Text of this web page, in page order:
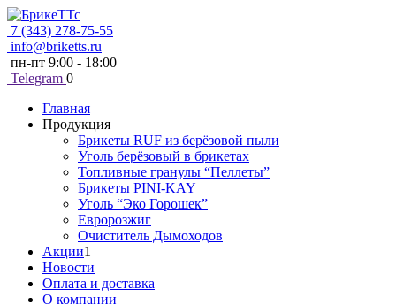
7 (343) 278-75-55
info@briketts.ru
пн-пт 9:00 - 18:00
Telegram 0
Главная
Продукция
Брикеты RUF из берёзовой пыли
Уголь берёзовый в брикетах
Топливные гранулы “Пеллеты”
Брикеты PINI-KAY
Уголь “Эко Горошек”
Евророзжиг
Очиститель Дымоходов
Акции1
Новости
Оплата и доставка
О компании